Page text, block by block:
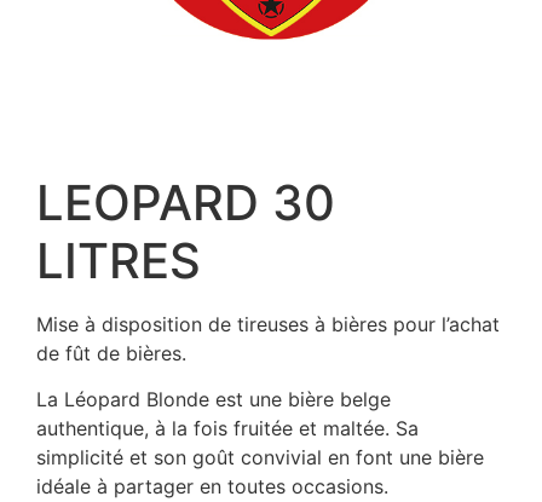
LEOPARD 30
LITRES
Mise à disposition de tireuses à bières pour l’achat
de fût de bières.
La Léopard Blonde est une bière belge
authentique, à la fois fruitée et maltée. Sa
simplicité et son goût convivial en font une bière
idéale à partager en toutes occasions.